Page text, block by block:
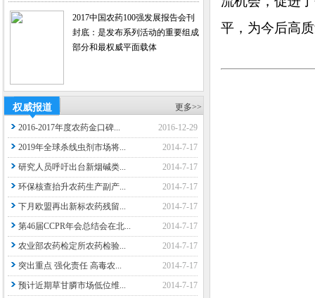
2017中国农药100强发展报告会刊
封底：是发布系列活动的重要组成
部分和最权威平面载体
权威报道 更多>>
2016-2017年度农药金口碑...
2016-12-29
2019年全球杀线虫剂市场将...
2014-7-17
研究人员呼吁出台新烟碱类...
2014-7-17
环保核查抬升农药生产副产...
2014-7-17
下月欧盟再出新标农药残留...
2014-7-17
第46届CCPR年会总结会在北...
2014-7-17
农业部农药检定所农药检验...
2014-7-17
突出重点 强化责任 高毒农...
2014-7-17
预计近期草甘膦市场低位维...
2014-7-17
平，为今后高